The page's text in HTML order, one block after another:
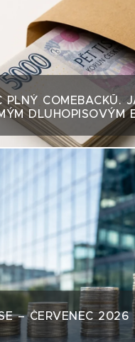
PLNÝ COMEBACKŮ.
DLUHOPISOVÝM
– ČERVENEC 2026